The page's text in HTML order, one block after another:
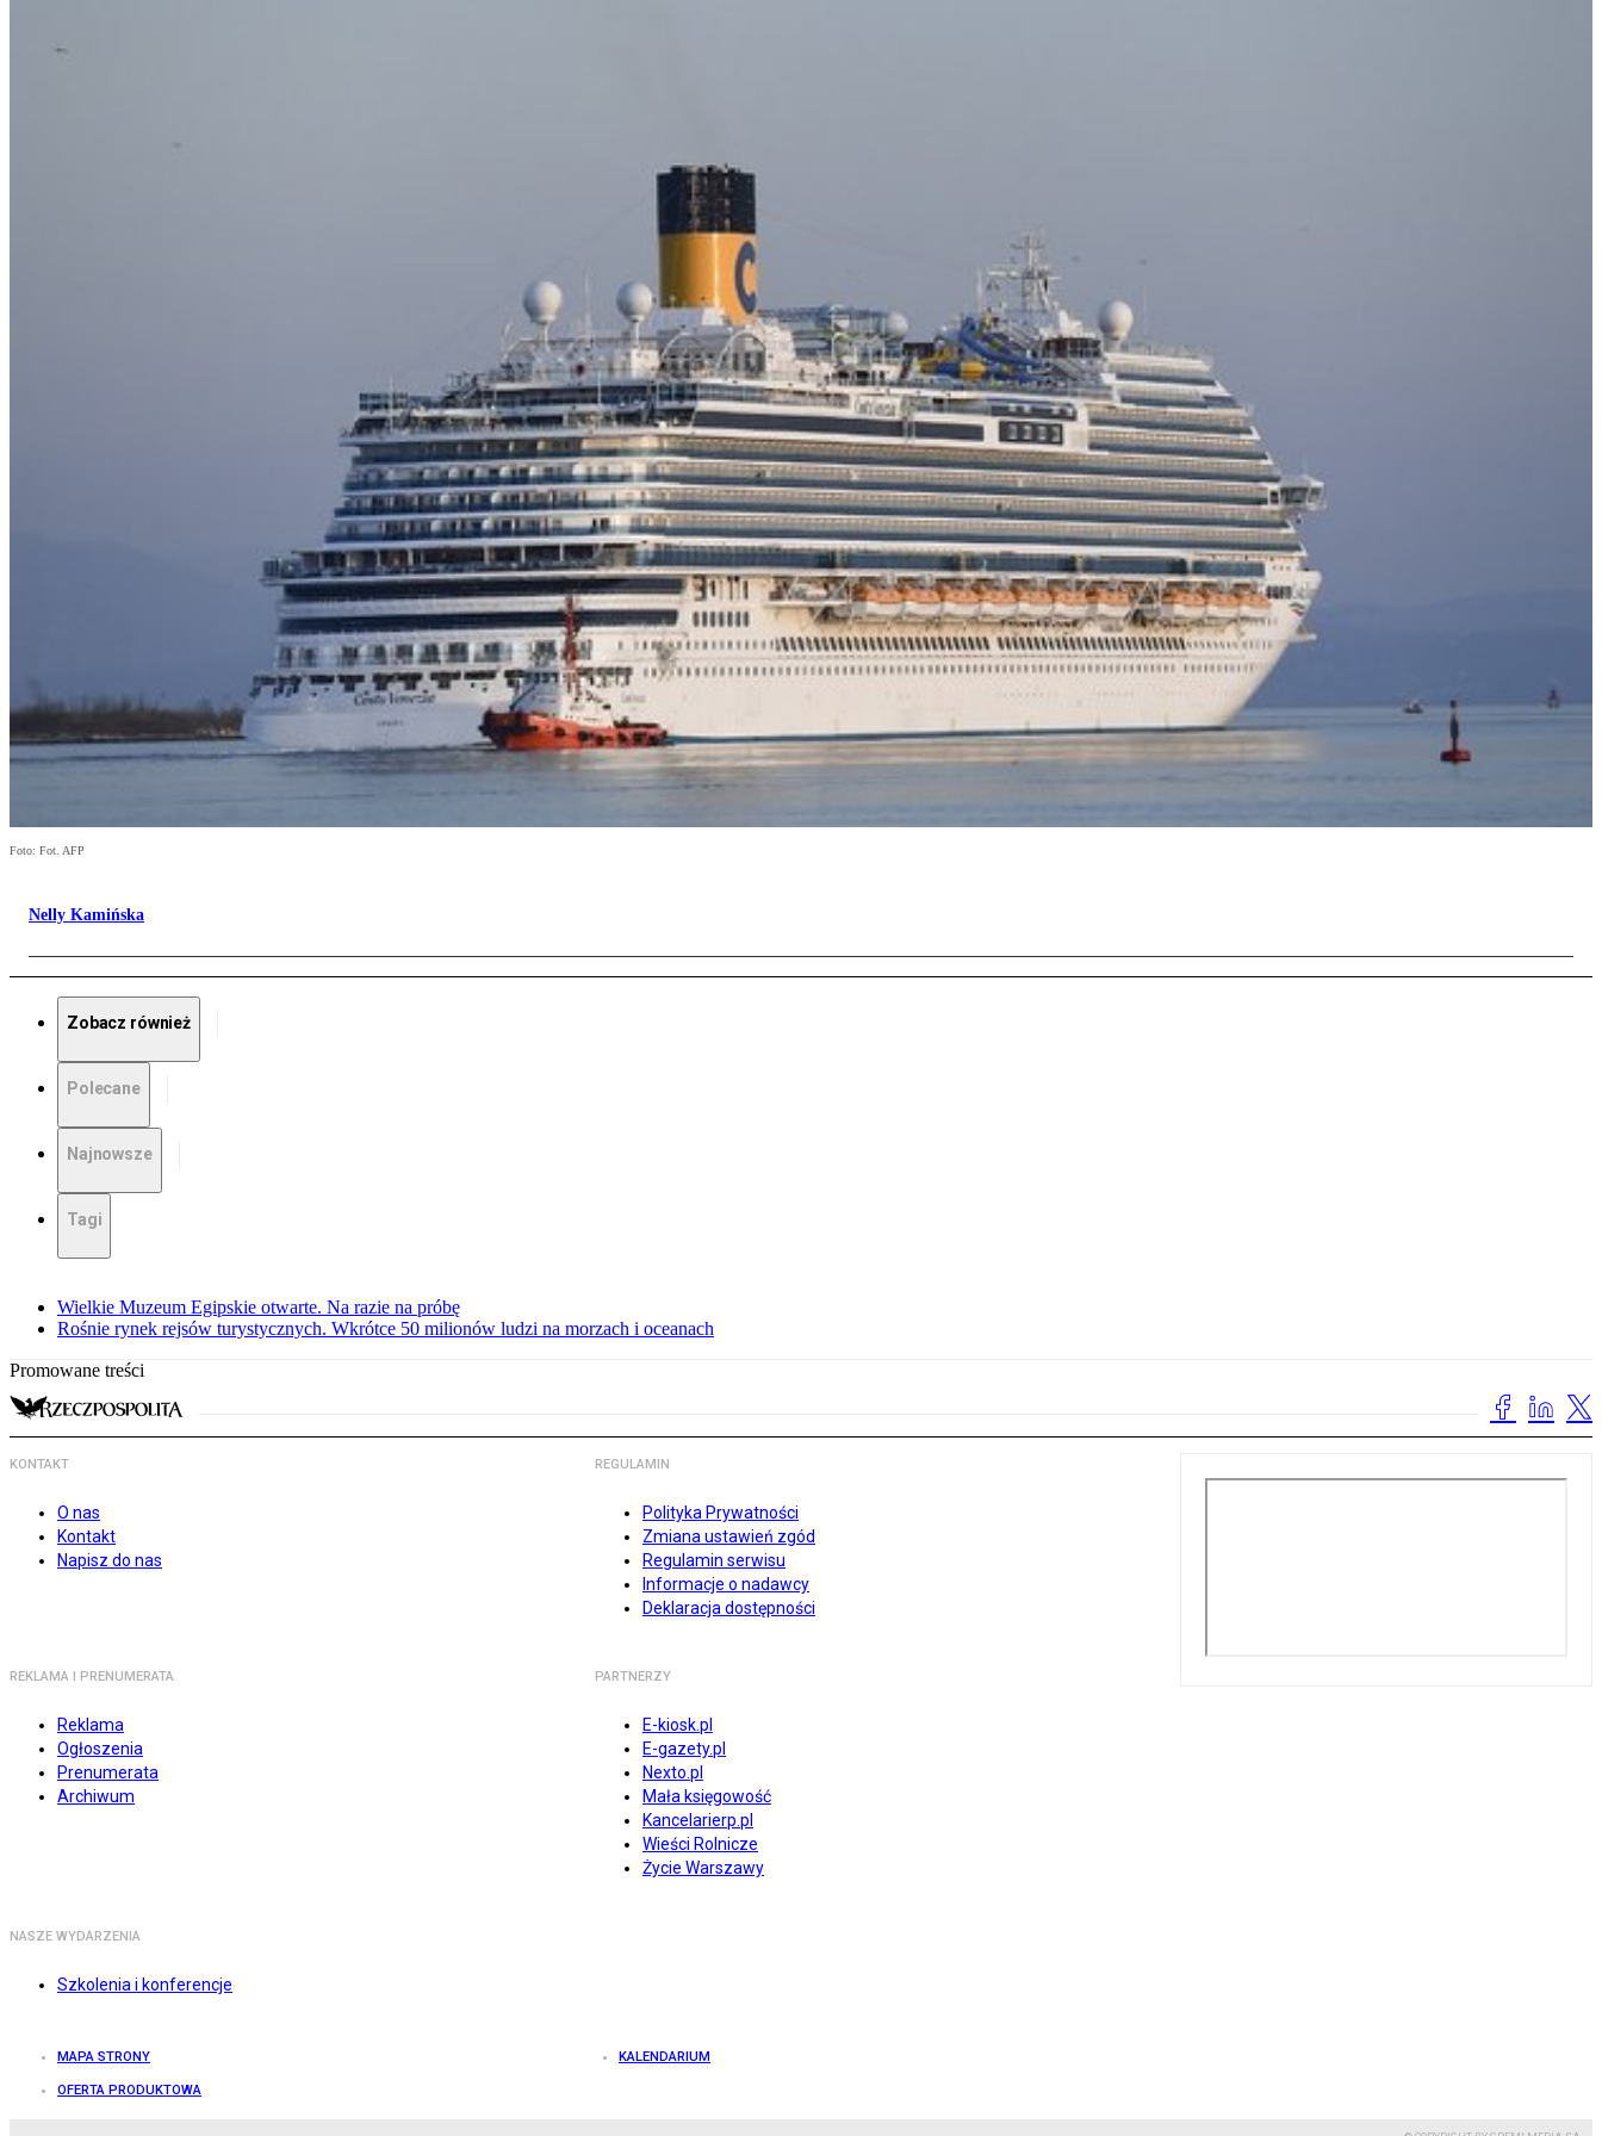
Foto: Fot. AFP
Nelly Kamińska
Zobacz również
Polecane
Najnowsze
Tagi
Wielkie Muzeum Egipskie otwarte. Na razie na próbę
Rośnie rynek rejsów turystycznych. Wkrótce 50 milionów ludzi na morzach i oceanach
Promowane treści
KONTAKT
O nas
Kontakt
Napisz do nas
REGULAMIN
Polityka Prywatności
Zmiana ustawień zgód
Regulamin serwisu
Informacje o nadawcy
Deklaracja dostępności
REKLAMA I PRENUMERATA
Reklama
Ogłoszenia
Prenumerata
Archiwum
PARTNERZY
E-kiosk.pl
E-gazety.pl
Nexto.pl
Mała księgowość
Kancelarierp.pl
Wieści Rolnicze
Życie Warszawy
NASZE WYDARZENIA
Szkolenia i konferencje
MAPA STRONY KALENDARIUM
OFERTA PRODUKTOWA